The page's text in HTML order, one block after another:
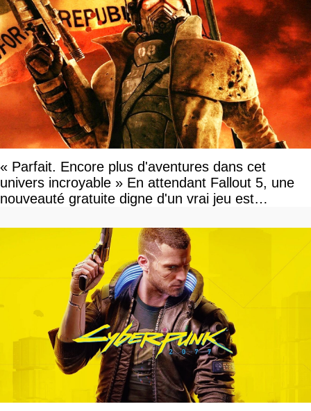
« Parfait. Encore plus d'aventures dans cet
univers incroyable » En attendant Fallout 5, une
nouveauté gratuite digne d'un vrai jeu est